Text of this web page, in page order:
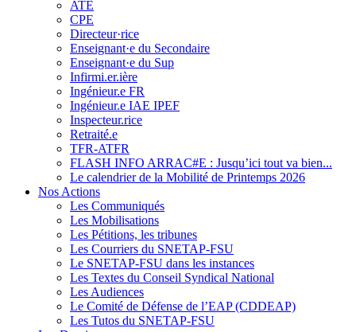
ATE
CPE
Directeur·rice
Enseignant·e du Secondaire
Enseignant·e du Sup
Infirmi.er.ière
Ingénieur.e FR
Ingénieur.e IAE IPEF
Inspecteur.rice
Retraité.e
TFR-ATFR
FLASH INFO ARRAC#E : Jusqu’ici tout va bien...
Le calendrier de la Mobilité de Printemps 2026
Nos Actions
Les Communiqués
Les Mobilisations
Les Pétitions, les tribunes
Les Courriers du SNETAP-FSU
Le SNETAP-FSU dans les instances
Les Textes du Conseil Syndical National
Les Audiences
Le Comité de Défense de l’EAP (CDDEAP)
Les Tutos du SNETAP-FSU